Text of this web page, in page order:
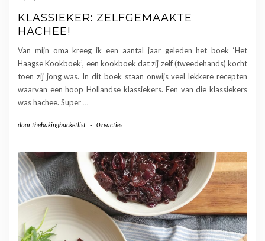
KLASSIEKER: ZELFGEMAAKTE
HACHEE!
Van mijn oma kreeg ik een aantal jaar geleden het boek ‘Het
Haagse Kookboek’, een kookboek dat zij zelf (tweedehands) kocht
toen zij jong was. In dit boek staan onwijs veel lekkere recepten
waarvan een hoop Hollandse klassiekers. Een van die klassiekers
was hachee. Super…
doorthebakingbucketlist - 0 reacties